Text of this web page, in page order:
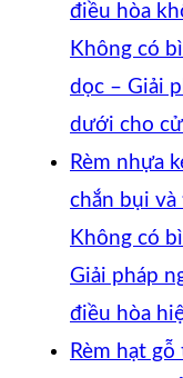
điều hòa
Không có
dọc – Giải
dưới cho
Rèm nhựa
chắn bụi
Không có
Giải pháp
điều hòa
Rèm hạt